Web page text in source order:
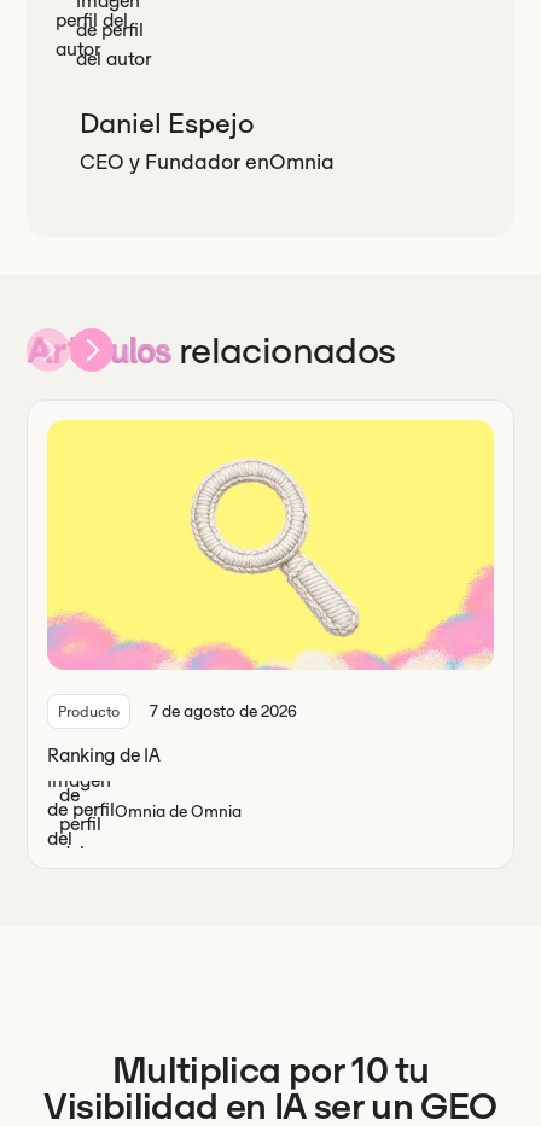
Daniel Espejo
CEO y FundadorenOmnia
Artículosrelacionados
Producto 7 de agosto de 2026
Ranking de IA
Omnia de Omnia
Multiplica por 10 tu
Visibilidad en IA ser un GEO